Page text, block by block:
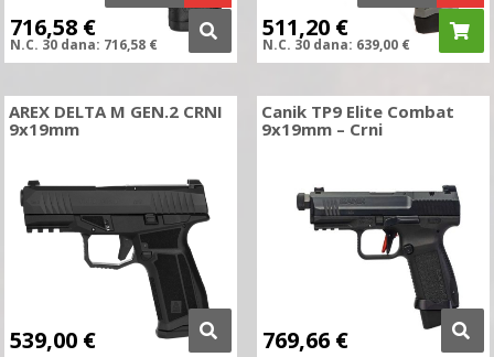
716,58 €
N.C. 30 dana: 716,58 €
511,20 €
N.C. 30 dana: 639,00 €
AREX DELTA M GEN.2 CRNI
9x19mm
539,00 €
Canik TP9 Elite Combat
9x19mm – Crni
769,66 €